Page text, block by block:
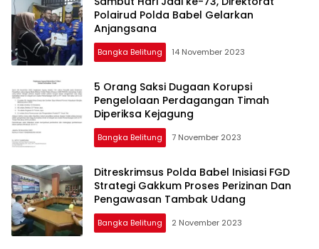
Polairud Polda Babel Gelarkan
Anjangsana
Bangka Belitung 14 November 2023
5 Orang Saksi Dugaan Korupsi
Pengelolaan Perdagangan Timah
Diperiksa Kejagung
Bangka Belitung 7 November 2023
Ditreskrimsus Polda Babel Inisiasi FGD
Strategi Gakkum Proses Perizinan Dan
Pengawasan Tambak Udang
Bangka Belitung 2 November 2023